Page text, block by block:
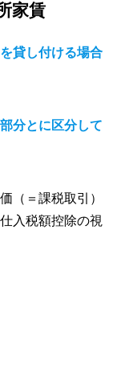
家賃
貸し付ける場合
分とに区分して
（＝課税取引）
入税額控除の視